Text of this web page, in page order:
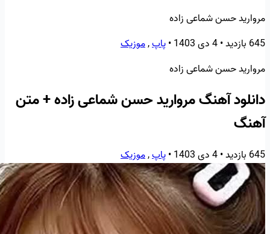
مروارید حسن شماعی زاده
645 بازدید
•4 دی 1403 •پاپ,موزیک
مروارید حسن شماعی زاده
دانلود آهنگ مروارید حسن شماعی زاده + متن
آهنگ
645 بازدید •4 دی 1403 •پاپ,موزیک